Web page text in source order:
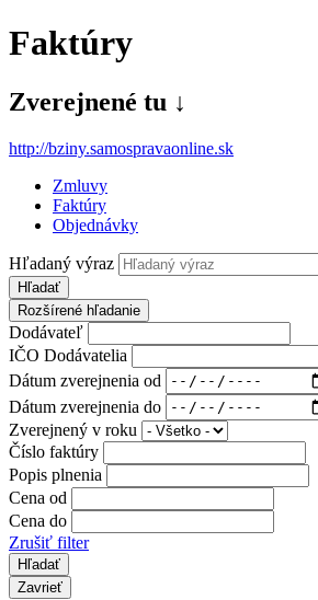
Faktúry
Zverejnené tu ↓
http://bziny.samospravaonline.sk
Zmluvy
Faktúry
Objednávky
Hľadaný výraz
Hľadať
Rozšírené hľadanie
Dodávateľ
IČO Dodávatelia
Dátum zverejnenia od
Dátum zverejnenia do
Zverejnený v roku
Číslo faktúry
Popis plnenia
Cena od
Cena do
Zrušiť filter
Zavrieť